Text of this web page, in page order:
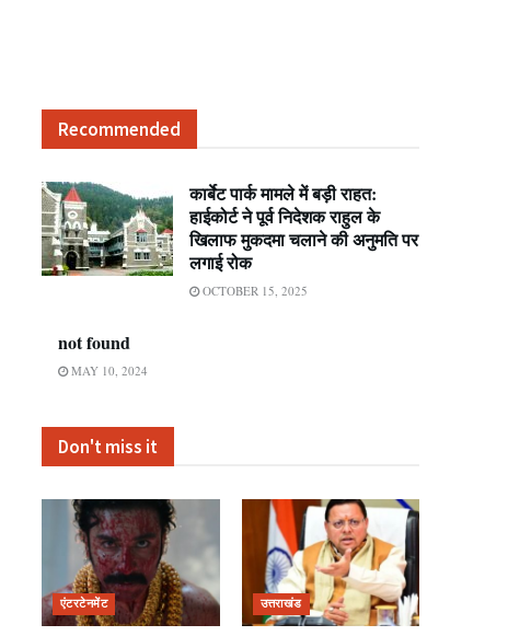
Recommended
कार्बेट पार्क मामले में बड़ी राहत:
हाईकोर्ट ने पूर्व निदेशक राहुल के
खिलाफ मुकदमा चलाने की अनुमति पर
लगाई रोक
OCTOBER 15, 2025
not found
MAY 10, 2024
Don't miss it
एंटरटेनमेंट उत्तराखंड